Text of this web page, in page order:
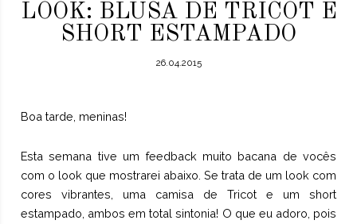
LOOK: BLUSA DE TRICOT E
SHORT ESTAMPADO
26.04.2015
Boa tarde, meninas!
Esta semana tive um feedback muito bacana de vocês
com o look que mostrarei abaixo. Se trata de um look com
cores vibrantes, uma camisa de Tricot e um short
estampado, ambos em total sintonia! O que eu adoro, pois